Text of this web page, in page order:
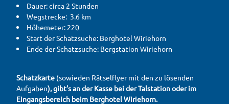
Dauer: circa 2 Stunden
Wegstrecke: 3.6 km
Höhemeter: 220
Start der Schatzsuche: Berghotel Wiriehorn
Ende der Schatzsuche: Bergstation Wiriehorn
Schatzkarte (sowieden Rätselflyer mit den zu lösenden
Aufgaben), gibt’s an der Kasse bei der Talstation oder im
Eingangsbereich beim Berghotel Wiriehorn.